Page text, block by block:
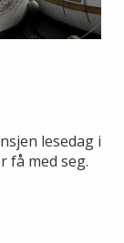
lesedag i
få med seg.